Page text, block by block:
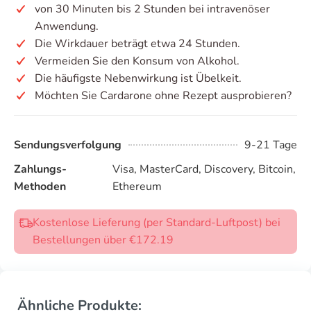
von 30 Minuten bis 2 Stunden bei intravenöser
Anwendung.
Die Wirkdauer beträgt etwa 24 Stunden.
Vermeiden Sie den Konsum von Alkohol.
Die häufigste Nebenwirkung ist Übelkeit.
Möchten Sie Cardarone ohne Rezept ausprobieren?
Sendungsverfolgung
9-21 Tage
Zahlungs-
Methoden
Visa, MasterCard, Discovery, Bitcoin,
Ethereum
Kostenlose Lieferung (per Standard-Luftpost) bei
Bestellungen über €172.19
Ähnliche Produkte: